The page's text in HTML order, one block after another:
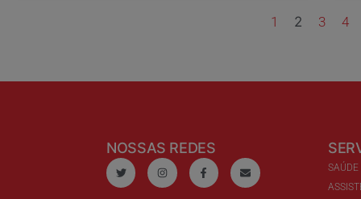
1 2 3 4
NOSSAS REDES
SAÚDE